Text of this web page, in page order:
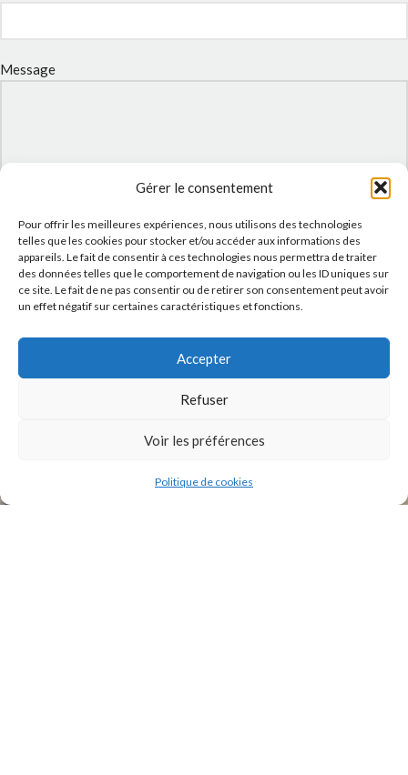
Gérer le consentement
Pour offrir les meilleures expériences, nous utilisons des technologies
telles que les cookies pour stocker et/ou accéder aux informations des
appareils. Le fait de consentir à ces technologies nous permettra de traiter
des données telles que le comportement de navigation ou les ID uniques sur
ce site. Le fait de ne pas consentir ou de retirer son consentement peut avoir
un effet négatif sur certaines caractéristiques et fonctions.
Accepter
Refuser
Voir les préférences
Politique de cookies
Message
J'accepte laPolitique de confidentialitéde ce site.